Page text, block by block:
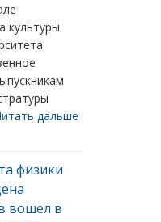
культуры
дальше
физики
вошел в